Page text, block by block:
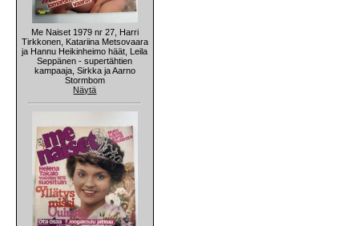
Me Naiset 1979 nr 27, Harri
Tirkkonen, Katariina Metsovaara
ja Hannu Heikinheimo häät, Leila
Seppänen - supertähtien
kampaaja, Sirkka ja Aarno
Stormbom
Näytä